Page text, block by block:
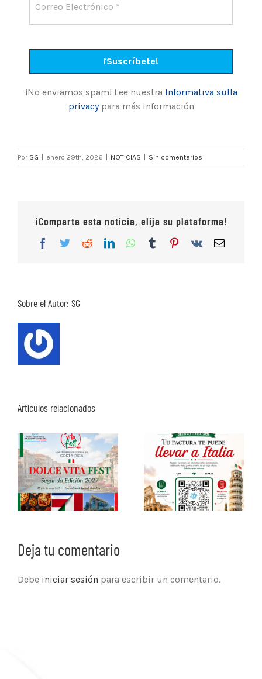
¡No enviamos spam! Lee nuestra Informativa sulla
privacypara más información
Por SG enero 29th, 2026 NOTICIAS Sin comentarios
¡Comparta esta noticia, elija su plataforma!
Facebook
TwitterRedditLinkedInWhatsApp
TumblrPinterest
Vk
Correo
Sobre el Autor: SG
Artículos relacionados
Deja tu comentario
Debe iniciar sesión para escribir un comentario.